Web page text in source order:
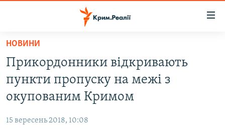
Перейти
основного
матеріалу
Перейти
до
основної
навігації
ВОДА.КРИМ
ВІДЕО ТА ФОТО
БЛОГИ
НОВИНИ
Прикордонники відкривають
пункти пропуску на межі з
окупованим Кримом
15 вересень 2018, 10:08